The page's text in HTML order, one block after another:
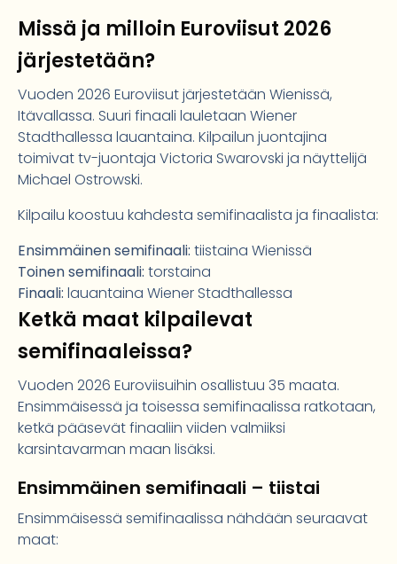
Missä ja milloin Euroviisut 2026
järjestetään?
Vuoden 2026 Euroviisut järjestetään Wienissä,
Itävallassa. Suuri finaali lauletaan Wiener
Stadthallessa lauantaina. Kilpailun juontajina
toimivat tv-juontaja Victoria Swarovski ja näyttelijä
Michael Ostrowski.
Kilpailu koostuu kahdesta semifinaalista ja finaalista:
Ensimmäinen semifinaali: tiistaina Wienissä
Toinen semifinaali: torstaina
Finaali: lauantaina Wiener Stadthallessa
Ketkä maat kilpailevat
semifinaaleissa?
Vuoden 2026 Euroviisuihin osallistuu 35 maata.
Ensimmäisessä ja toisessa semifinaalissa ratkotaan,
ketkä pääsevät finaaliin viiden valmiiksi
karsintavarman maan lisäksi.
Ensimmäinen semifinaali – tiistai
Ensimmäisessä semifinaalissa nähdään seuraavat
maat: